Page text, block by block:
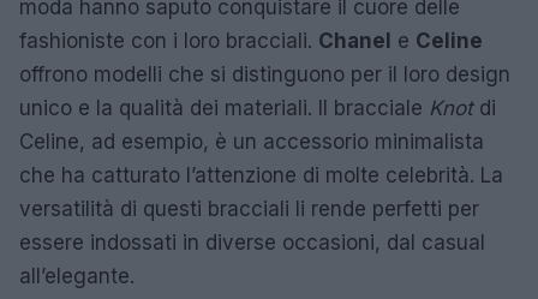
moda hanno saputo conquistare il cuore delle
fashioniste con i loro bracciali. Chanel e Celine
offrono modelli che si distinguono per il loro design
unico e la qualità dei materiali. Il bracciale Knotdi
Celine, ad esempio, è un accessorio minimalista
che ha catturato l’attenzione di molte celebrità. La
versatilità di questi bracciali li rende perfetti per
essere indossati in diverse occasioni, dal casual
all’elegante.